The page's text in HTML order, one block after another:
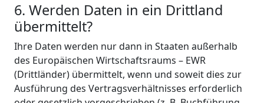
6. Werden Daten in ein Drittland
übermittelt?
Ihre Daten werden nur dann in Staaten außerhalb
des Europäischen Wirtschaftsraums – EWR
(Drittländer) übermittelt, wenn und soweit dies zur
Ausführung des Vertragsverhältnisses erforderlich